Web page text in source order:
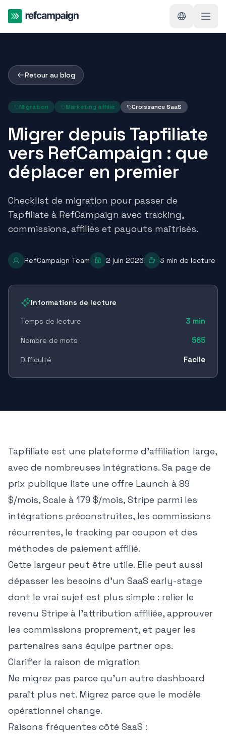
Retour au blog
Migration Marketing affilié Croissance SaaS
Migrer depuis Tapfiliate
vers RefCampaign : que
déplacer en premier
Checklist de migration pour passer de
Tapfiliate à RefCampaign avec tracking,
commissions, affiliés et payouts maîtrisés.
RefCampaign Team 2 juin 2026 3 min de lecture
Informations de lecture
Temps de lecture 3 min
Nombre de mots 565
Difficulté Facile
Tapfiliate est une plateforme d'affiliation large,
avec de nombreuses intégrations. Sa page de
prix publique liste une offre Launch à 89
$/mois, Scale à 179 $/mois, Stripe parmi les
intégrations préconstruites, les commissions
récurrentes, le tracking par coupon et des
méthodes de paiement affilié.
Cette largeur peut être utile. Elle peut aussi
dépasser les besoins d'un SaaS early-stage
dont le vrai sujet est plus simple : relier le
revenu Stripe à l'attribution affiliée, approuver
les commissions proprement, et payer les
partenaires sans équipe partner ops.
Clarifier la raison de migration
Ne migrez pas parce qu'un autre dashboard
paraît plus net. Migrez parce que le modèle
opérationnel change.
Raisons fréquentes côté SaaS :